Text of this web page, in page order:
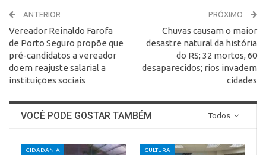
ANTERIOR
Vereador Reinaldo Farofa
de Porto Seguro propõe que
pré-candidatos a vereador
doem reajuste salarial a
instituições sociais
PRÓXIMO
Chuvas causam o maior
desastre natural da história
do RS; 32 mortos, 60
desaparecidos; rios invadem
cidades
Todos
VOCÊ PODE GOSTAR TAMBÉM
CIDADANIA CULTURA